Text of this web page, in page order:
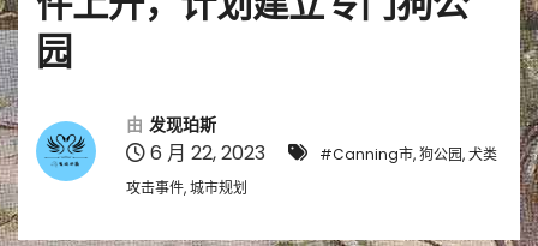
园
由 发现珀斯
6 月 22, 2023
#Canning市, 狗公园, 犬类
攻击事件, 城市规划